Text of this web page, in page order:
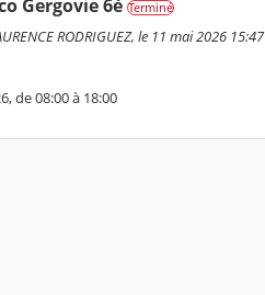
Gergovie 6è Terminé
RODRIGUEZ, le 11 mai 2026 15:47
de 08:00 à 18:00